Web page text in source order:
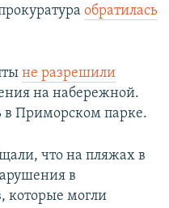
обратилась
не разрешили
на набережной.
в Приморском парке.
что на пляжах в
в
которые могли